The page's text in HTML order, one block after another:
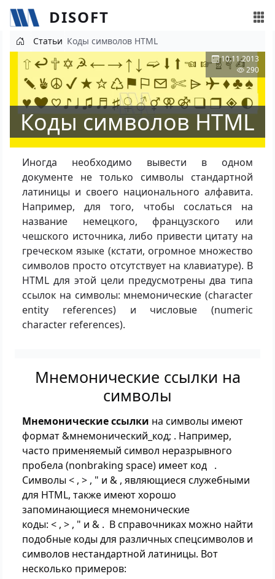
Перейти к основному содержанию
DISOFT
Статьи Коды символов HTML
Коды символов HTML
10.11.2013
290
Иногда необходимо вывести в одном
документе не только символы стандартной
латиницы и своего национального алфавита.
Например, для того, чтобы сослаться на
название немецкого, французского или
чешского источника, либо привести цитату на
греческом языке (кстати, огромное множество
символов просто отсутствует на клавиатуре). В
HTML для этой цели предусмотрены два типа
ссылок на символы: мнемонические (character
entity references) и числовые (numeric
character references).
Мнемонические ссылки на
символы
Мнемонические ссылки на символы имеют
формат &мнемонический_код; . Например,
часто применяемый символ неразрывного
пробела (nonbraking space) имеет код .
Символы < , > , " и & , являющиеся служебными
для HTML, также имеют хорошо
запоминающиеся мнемонические
коды: < , > , " и & . В справочниках можно найти
подобные коды для различных спецсимволов и
символов нестандартной латиницы. Вот
несколько примеров: